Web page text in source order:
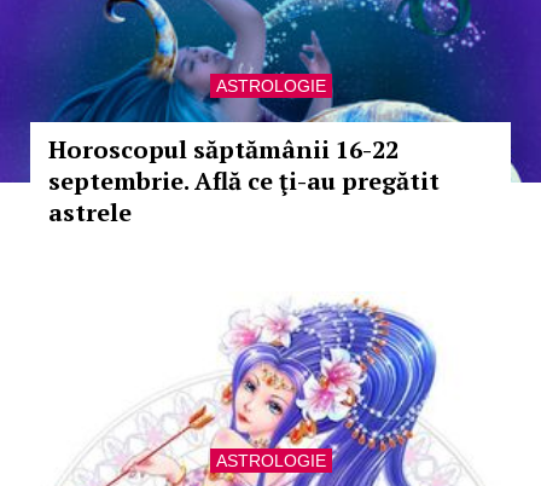
ASTROLOGIE
Horoscopul săptămânii 16-22
septembrie. Află ce ţi-au pregătit
astrele
ASTROLOGIE